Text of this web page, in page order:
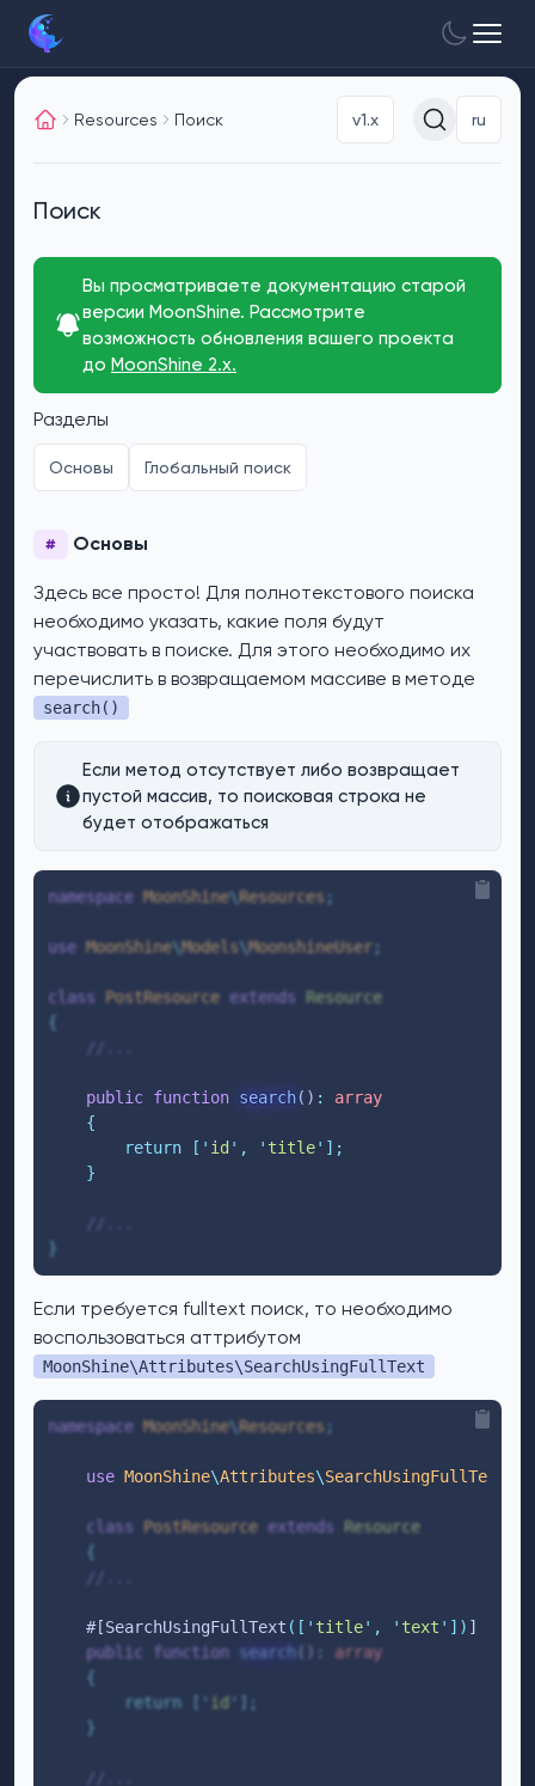
Resources Поиск v1.x ru
Поиск
Вы просматриваете документацию старой
версии MoonShine. Рассмотрите
возможность обновления вашего проекта
до MoonShine 2.x.
Разделы
Основы Глобальный поиск
# Основы
Здесь все просто! Для полнотекстового поиска
необходимо указать, какие поля будут
участвовать в поиске. Для этого необходимо их
перечислить в возвращаемом массиве в методе
search()
Если метод отсутствует либо возвращает
пустой массив, то поисковая строка не
будет отображаться
namespace MoonShine\Resources;
use MoonShine\Models\MoonshineUser ;
class PostResource extends Resource
{
//...
public function search () :
array
{
return
[ ' id ' , ' title' ];
}
//...
}
Если требуется fulltext поиск, то необходимо
воспользоваться аттрибутом
MoonShine\Attributes\SearchUsingFullText
namespace MoonShine\Resources;
use MoonShine\Attributes\SearchUsingFullText
class PostResource extends
Resource
{
//...
    #[SearchUsingFullText
([ ' title' , ' text ' ]) ]
public
function search
array
{
return
' id '
];
}
//...